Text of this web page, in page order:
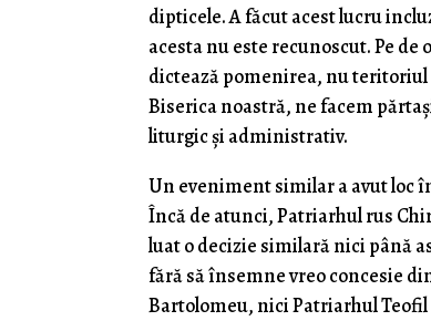
dipticele. A făcut acest lucru
acesta nu este recunoscut. Pe
dictează pomenirea, nu teritoriul
Biserica noastră, ne facem
liturgic și administrativ.
Un eveniment similar a avut loc
Încă de atunci, Patriarhul rus
luat o decizie similară nici până
fără să însemne vreo concesie
Bartolomeu, nici Patriarhul